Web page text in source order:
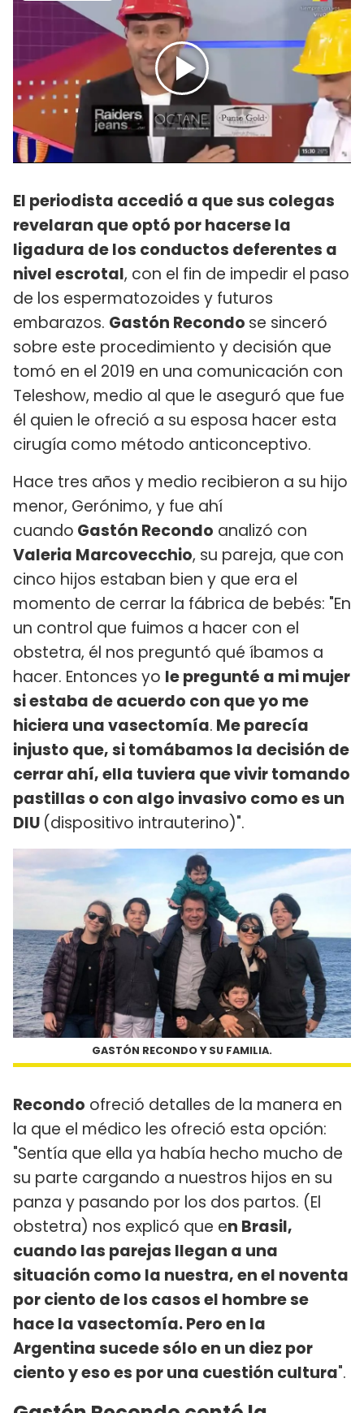
El periodista accedió a que sus colegas
revelaran que optó por hacerse la
ligadura de los conductos deferentes a
nivel escrotal, con el fin de impedir el paso
de los espermatozoides y futuros
embarazos. Gastón Recondo se sinceró
sobre este procedimiento y decisión que
tomó en el 2019 en una comunicación con
Teleshow, medio al que le aseguró que fue
él quien le ofreció a su esposa hacer esta
cirugía como método anticonceptivo.
Hace tres años y medio recibieron a su hijo
menor, Gerónimo, y fue ahí
cuando Gastón Recondo analizó con
Valeria Marcovecchio, su pareja, que con
cinco hijos estaban bien y que era el
momento de cerrar la fábrica de bebés: "En
un control que fuimos a hacer con el
obstetra, él nos preguntó qué íbamos a
hacer. Entonces yo le pregunté a mi mujer
si estaba de acuerdo con que yo me
hiciera una vasectomía. Me parecía
injusto que, si tomábamos la decisión de
cerrar ahí, ella tuviera que vivir tomando
pastillas o con algo invasivo como es un
DIU (dispositivo intrauterino)".
GASTÓN RECONDO Y SU FAMILIA.
Recondo ofreció detalles de la manera en
la que el médico les ofreció esta opción:
"Sentía que ella ya había hecho mucho de
su parte cargando a nuestros hijos en su
panza y pasando por los dos partos. (El
obstetra) nos explicó que en Brasil,
cuando las parejas llegan a una
situación como la nuestra, en el noventa
por ciento de los casos el hombre se
hace la vasectomía. Pero en la
Argentina sucede sólo en un diez por
ciento y eso es por una cuestión cultura".